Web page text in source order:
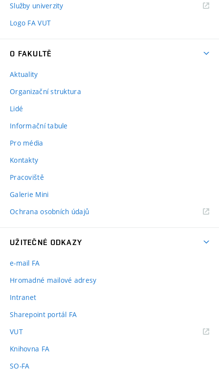
Služby univerzity
Logo FA VUT
O FAKULTĚ
Aktuality
Organizační struktura
Lidé
Informační tabule
Pro média
Kontakty
Pracoviště
Galerie Mini
Ochrana osobních údajů
UŽITEČNÉ ODKAZY
e-mail FA
Hromadné mailové adresy
Intranet
Sharepoint portál FA
VUT(externí
Knihovna FA
SO-FA